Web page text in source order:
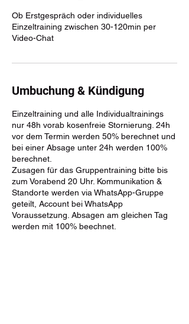
Ob Erstgespräch oder individuelles
Einzeltraining zwischen 30-120min per
Umbuchung & Kündigung
Einzeltraining und alle Individualtrainings
nur 48h vorab kosenfreie Stornierung. 24h
vor dem Termin werden 50% berechnet und
bei einer Absage unter 24h werden 100%
berechnet.
Zusagen für das Gruppentraining bitte bis
zum Vorabend 20 Uhr. Kommunikation &
Standorte werden via WhatsApp-Gruppe
geteilt, Account bei WhatsApp
Voraussetzung. Absagen am gleichen Tag
werden mit 100% beechnet.